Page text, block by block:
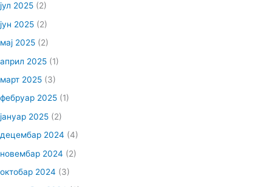
јул 2025 (2)
јун 2025 (2)
мај 2025 (2)
април 2025 (1)
март 2025 (3)
фебруар 2025 (1)
јануар 2025 (2)
децембар 2024 (4)
новембар 2024 (2)
октобар 2024 (3)